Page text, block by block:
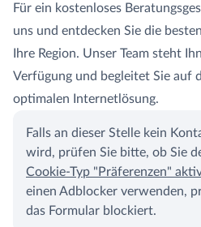
Für ein kostenloses
uns und entdecken Sie die
Ihre Region. Unser Team steht
Verfügung und begleitet Sie auf
optimalen Internetlösung.
Falls an dieser Stelle kein
wird, prüfen Sie bitte, ob Sie
Cookie-Typ "Präferenzen"
einen Adblocker verwenden,
das Formular blockiert.